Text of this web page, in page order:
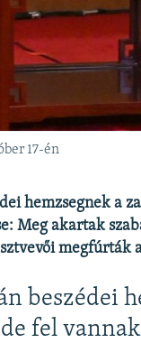
17-én
hemzsegnek a
Meg akartak
megfúrták
beszédei
fel